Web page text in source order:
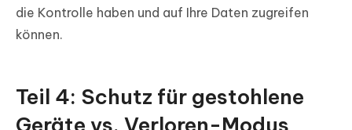
die Kontrolle haben und auf Ihre Daten zugreifen
können.
Teil 4: Schutz für gestohlene